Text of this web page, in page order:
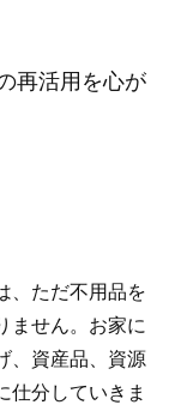
再活用を心が
、ただ不用品を
ません。お家に
、資産品、資源
仕分していきま